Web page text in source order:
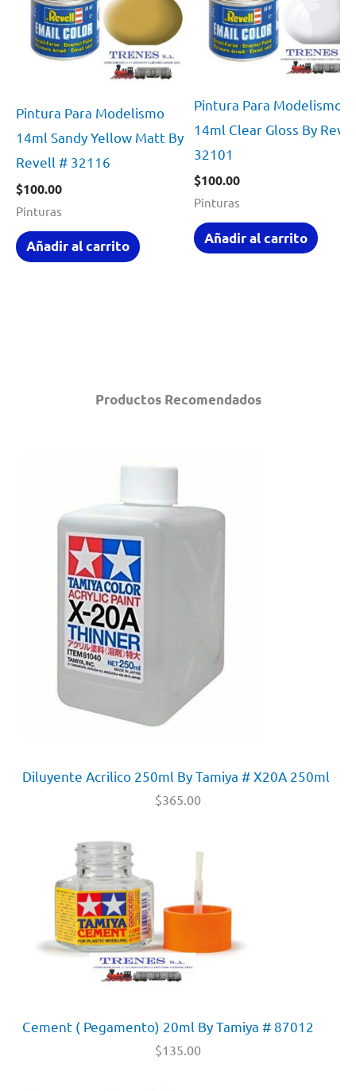
Productos Recomendados
Diluyente Acrilico 250ml By Tamiya # X20A 250ml
$365.00
Cement ( Pegamento) 20ml By Tamiya # 87012
$135.00
Pintura Para Modelismo
14ml Sandy Yellow Matt By
Revell # 32116
$100.00
Pinturas
Añadir al carrito
Pintura Para Modelismo
14ml Clear Gloss By
32101
$100.00
Pinturas
Añadir al carrito